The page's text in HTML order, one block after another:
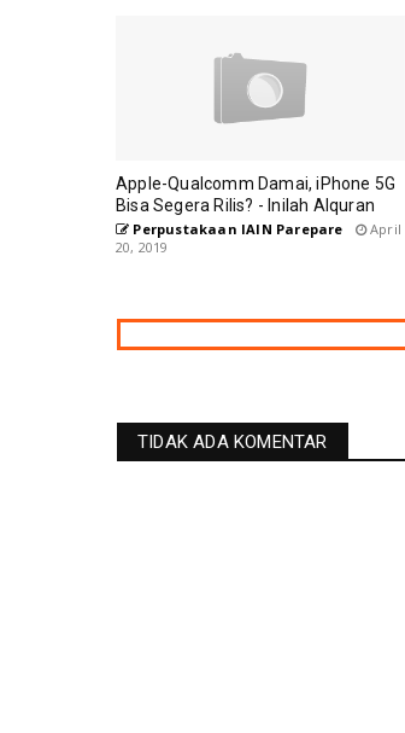
Apple-Qualcomm Damai, iPhone 5G
Bisa Segera Rilis? - Inilah Alquran
Perpustakaan IAIN Parepare
April
20, 2019
TIDAK ADA KOMENTAR